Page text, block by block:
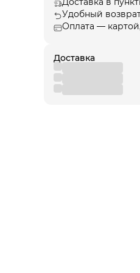
Удобный
Оплата —
Доставка